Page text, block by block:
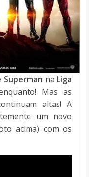
Superman na Liga
Mas as
altas! A
um novo
acima) com os